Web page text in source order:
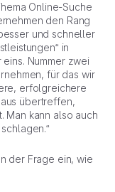
Online-Suche
den Rang
und schneller
in
Nummer zwei
für das wir
erfolgreichere
übertreffen,
Man kann also auch
der Frage ein, wie